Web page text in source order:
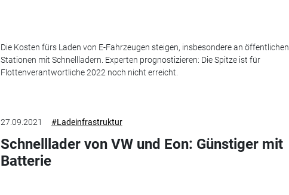
Die Kosten fürs Laden von E-Fahrzeugen steigen, insbesondere an öffentlichen
Stationen mit Schnellladern. Experten prognostizieren: Die Spitze ist für
Flottenverantwortliche 2022 noch nicht erreicht.
27.09.2021 #Ladeinfrastruktur
Schnelllader von VW und Eon: Günstiger mit
Batterie